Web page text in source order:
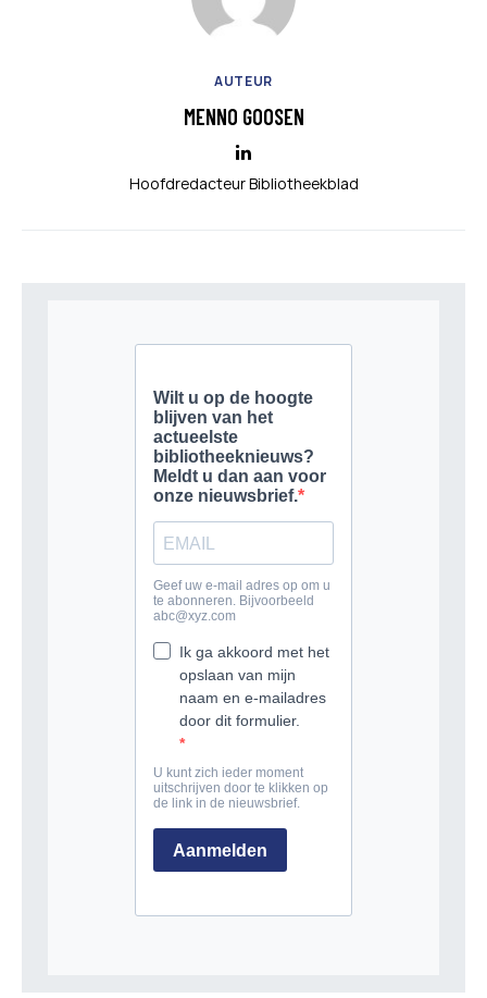
AUTEUR
MENNO GOOSEN
Hoofdredacteur Bibliotheekblad